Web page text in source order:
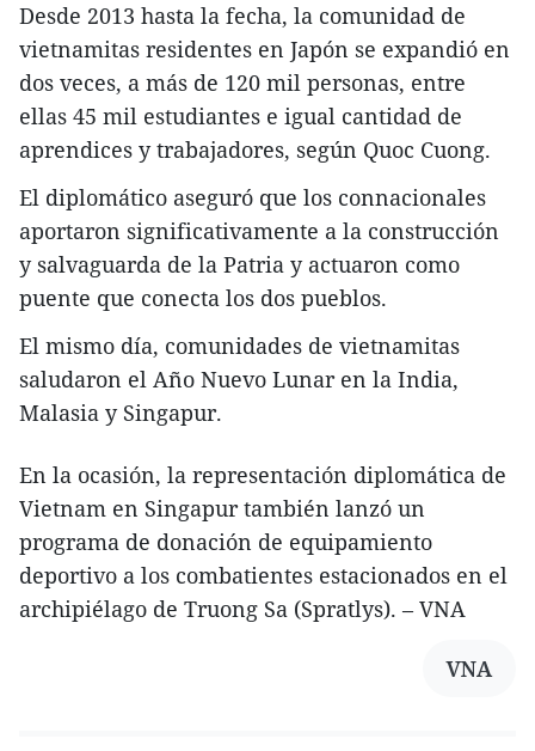
Desde 2013 hasta la fecha, la comunidad de
vietnamitas residentes en Japón se expandió en
dos veces, a más de 120 mil personas, entre
ellas 45 mil estudiantes e igual cantidad de
aprendices y trabajadores, según Quoc Cuong.
El diplomático aseguró que los connacionales
aportaron significativamente a la construcción
y salvaguarda de la Patria y actuaron como
puente que conecta los dos pueblos.
El mismo día, comunidades de vietnamitas
saludaron el Año Nuevo Lunar en la India,
Malasia y Singapur.
En la ocasión, la representación diplomática de
Vietnam en Singapur también lanzó un
programa de donación de equipamiento
deportivo a los combatientes estacionados en el
archipiélago de Truong Sa (Spratlys). – VNA
VNA